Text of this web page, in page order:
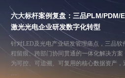
六大标杆案例复盘：三品PLM/PDM/
激光光电企业研发数字化转型
针对LED及光电产业研发管理痛点，三品
程留痕、跨部门协同贯通的一体化解决方
为可控、可追溯、可复用的核心数据资产，
…